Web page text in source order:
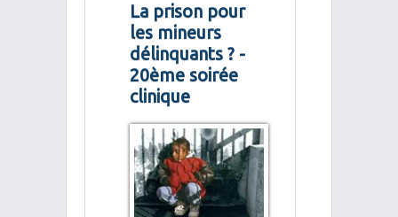
La prison pour
les mineurs
délinquants ? -
20ème soirée
clinique